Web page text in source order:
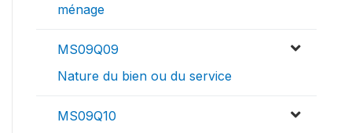
ménage
MS09Q09
Nature du bien ou du service
MS09Q10